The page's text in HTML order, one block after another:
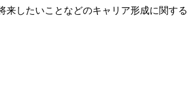
したいことなどのキャリア形成に関する